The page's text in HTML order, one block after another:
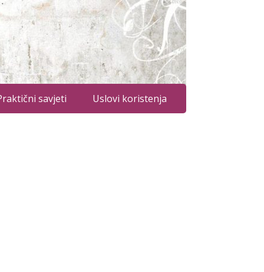
savjeti Uslovi koristenja